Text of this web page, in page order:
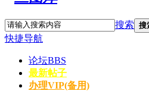
搜索 搜
快捷导航
论坛BBS
最新帖子
办理VIP(备用)